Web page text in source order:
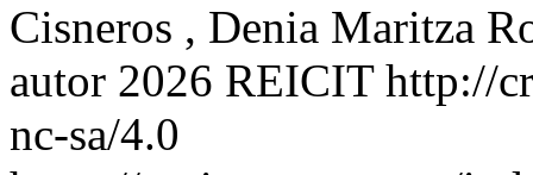
Cisneros , Denia Maritza
autor 2026 REICIT http://
nc-sa/4.0